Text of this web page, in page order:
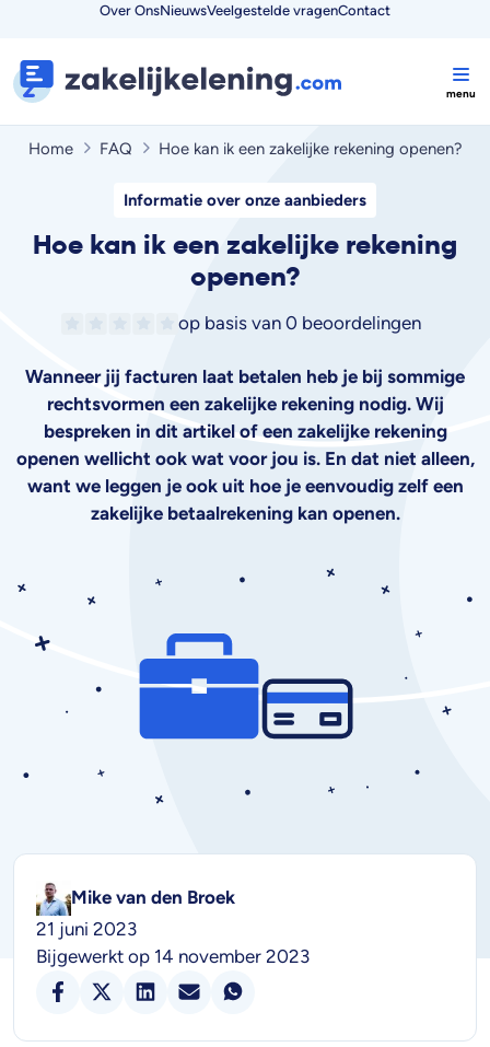
Over OnsNieuwsVeelgestelde vragenContact
Home FAQ Hoe kan ik een zakelijke rekening openen?
Informatie over onze aanbieders
Hoe kan ik een zakelijke rekening
openen?
op basis van 0 beoordelingen
Wanneer jij facturen laat betalen heb je bij sommige
rechtsvormen een zakelijke rekening nodig. Wij
bespreken in dit artikel of een zakelijke rekening
openen wellicht ook wat voor jou is. En dat niet alleen,
want we leggen je ook uit hoe je eenvoudig zelf een
zakelijke betaalrekening kan openen.
Mike van den Broek
21 juni 2023
Bijgewerkt op 14 november 2023